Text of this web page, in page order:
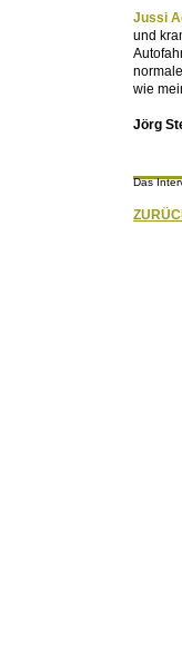
Jussi
und
wie
Jörg
Das